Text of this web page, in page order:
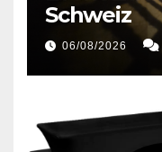
Schweiz
06/08/2026